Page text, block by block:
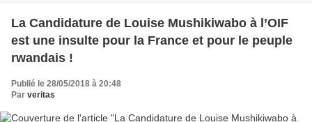
La Candidature de Louise Mushikiwabo à l’OIF
est une insulte pour la France et pour le peuple
rwandais !
Publié le 28/05/2018 à 20:48
Par veritas